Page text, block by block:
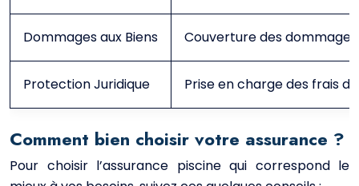
Dommages aux Biens Couverture des
Protection Juridique Prise en charge des frais
Comment bien choisir votre assurance ?
Pour choisir l’assurance piscine qui correspond le